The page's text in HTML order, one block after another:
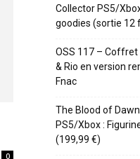
0
Collector PS5/
goodies (sortie 12
OSS 117 – Coffret
& Rio en version
Fnac
The Blood of
PS5/Xbox :
(199,99 €)